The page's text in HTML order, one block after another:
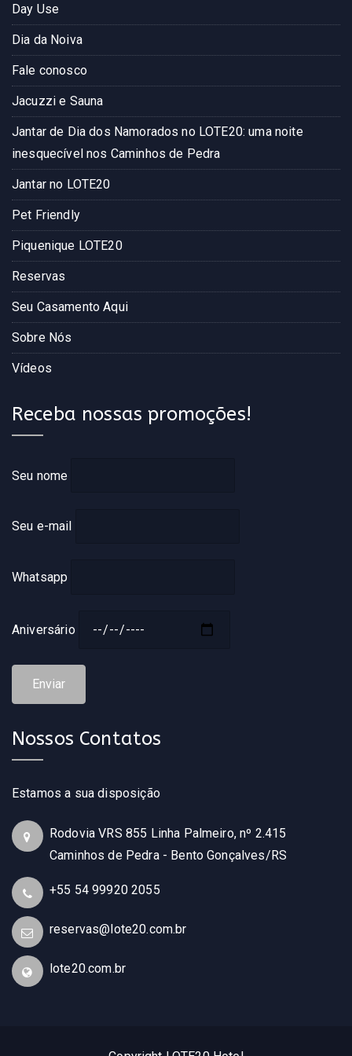
Day Use
Dia da Noiva
Fale conosco
Jacuzzi e Sauna
Jantar de Dia dos Namorados no LOTE20: uma noite
inesquecível nos Caminhos de Pedra
Jantar no LOTE20
Pet Friendly
Piquenique LOTE20
Reservas
Seu Casamento Aqui
Sobre Nós
Vídeos
Receba nossas promoções!
Seu nome
Seu e-mail
Whatsapp
Aniversário
Nossos Contatos
Estamos a sua disposição
Rodovia VRS 855 Linha Palmeiro, nº 2.415
Caminhos de Pedra - Bento Gonçalves/RS
+55 54 99920 2055
reservas@lote20.com.br
lote20.com.br